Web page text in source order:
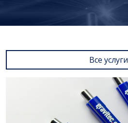
Все услуги